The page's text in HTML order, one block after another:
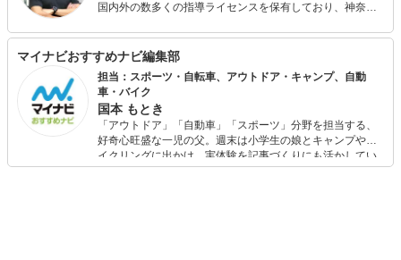
国内外の数多くの指導ライセンスを保有しており、神奈川
ら、パーソナルジムの経営を行っています。 現在も現役で
陸上競技大会に出場しており、選手としての自身の目線や
大手スポーツ量販店での社員経験・これまでの運動指導経
験を活かして様々なスポーツ関連の記事執筆に関わってき
ました。 各種スポーツ教室・健康運動教室・講演会などの
ご依頼もお請けしております。
マイナビおすすめナビ編集部
担当：スポーツ・自転車、アウトドア・キャンプ、自動
車・バイク
国本 もとき
「アウトドア」「自動車」「スポーツ」分野を担当する、
好奇心旺盛な一児の父。週末は小学生の娘とキャンプやサ
イクリングに出かけ、実体験を記事づくりにも活かしてい
ます。読者の「知りたい」を分かりやすく届けることをモ